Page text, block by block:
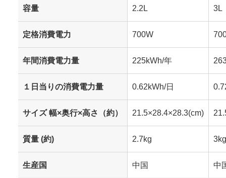
容量 2.2L 3L
定格消費電力 700W
年間消費電力量 225kWh/年
１日当りの消費電力量 0.62kWh/日
サイズ 幅×奥行×高さ（約） 21.5×28.4×28.3(cm)
質量 (約) 2.7kg 3kg
生産国 中国 中